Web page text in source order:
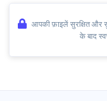
आपकी फ़ाइलें सुरक्षित और
के बाद